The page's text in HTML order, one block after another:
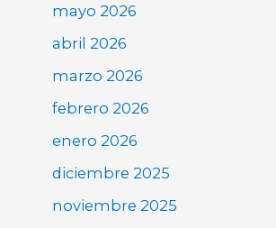
mayo 2026
abril 2026
marzo 2026
febrero 2026
enero 2026
diciembre 2025
noviembre 2025